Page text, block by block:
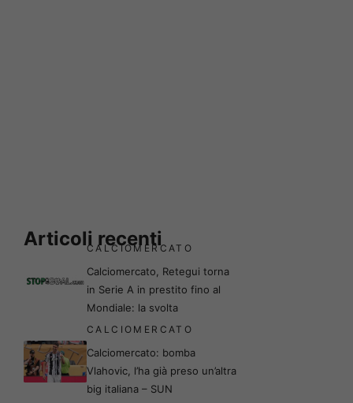
Articoli recenti
CALCIOMERCATO
Calciomercato, Retegui torna
in Serie A in prestito fino al
Mondiale: la svolta
CALCIOMERCATO
Calciomercato: bomba
Vlahovic, l’ha già preso un’altra
big italiana – SUN